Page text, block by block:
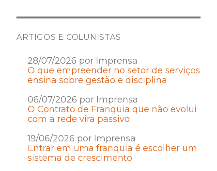
ARTIGOS E COLUNISTAS
28/07/2026 por Imprensa
O que empreender no setor de serviços
ensina sobre gestão e disciplina
06/07/2026 por Imprensa
O Contrato de Franquia que não evolui
com a rede vira passivo
19/06/2026 por Imprensa
Entrar em uma franquia é escolher um
sistema de crescimento